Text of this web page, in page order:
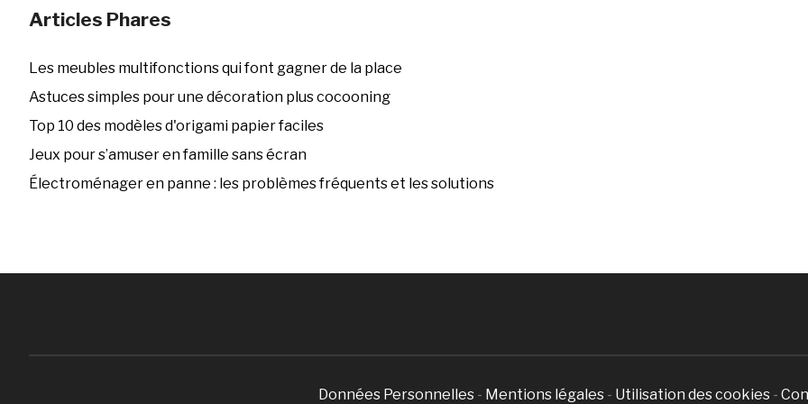
Articles Phares
Les meubles multifonctions qui font gagner de la place
Astuces simples pour une décoration plus cocooning
Top 10 des modèles d'origami papier faciles
Jeux pour s’amuser en famille sans écran
Électroménager en panne : les problèmes fréquents et les solutions
Données Personnelles - Mentions légales - Utilisation des cookies -